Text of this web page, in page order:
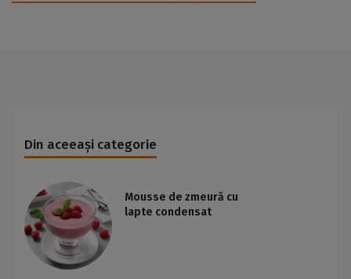
Din aceeași categorie
Mousse de zmeură cu
lapte condensat